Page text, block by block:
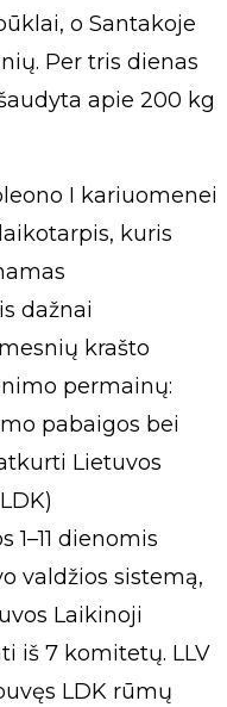
o Santakoje
Per tris dienas
apie 200 kg
I kariuomenei
kuris
dažnai
krašto
permainų:
pabaigos bei
Lietuvos
1–11 dienomis
valdžios sistemą,
Laikinoji
iš 7 komitetų. LLV
LDK rūmų